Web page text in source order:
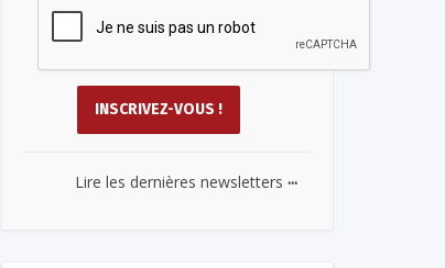
Lire les dernières newsletters ...